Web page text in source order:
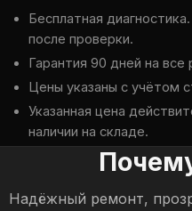
Бесплатная
после проверки.
Гарантия 90 дней на
Цены указаны с учётом
Указанная цена
наличии на складе.
Надёжный ремонт,